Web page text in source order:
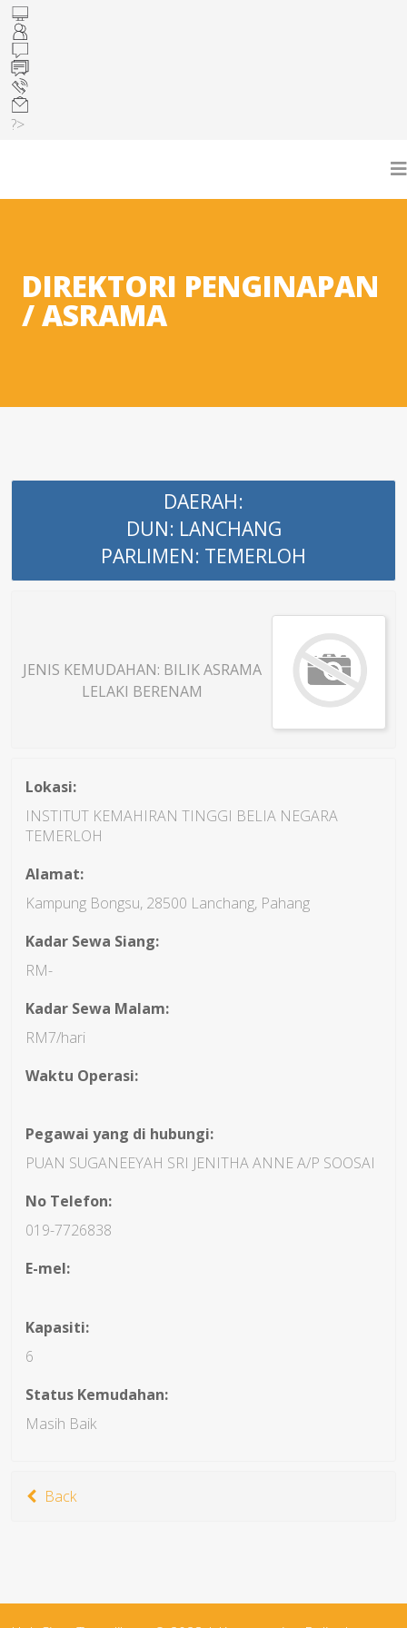
?>
DIREKTORI PENGINAPAN
/ ASRAMA
DAERAH:
DUN: LANCHANG
PARLIMEN: TEMERLOH
JENIS KEMUDAHAN: BILIK ASRAMA
LELAKI BERENAM
Lokasi:
INSTITUT KEMAHIRAN TINGGI BELIA NEGARA
TEMERLOH
Alamat:
Kampung Bongsu, 28500 Lanchang, Pahang
Kadar Sewa Siang:
RM-
Kadar Sewa Malam:
RM7/hari
Waktu Operasi:
Pegawai yang di hubungi:
PUAN SUGANEEYAH SRI JENITHA ANNE A/P SOOSAI
No Telefon:
019-7726838
E-mel:
Kapasiti:
6
Status Kemudahan:
Masih Baik
Back